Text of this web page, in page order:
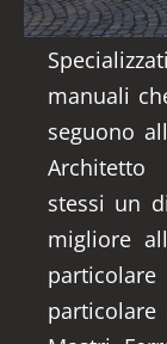
manuali
seguono
stessi un
migliore
particolare